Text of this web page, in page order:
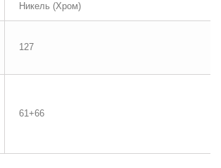
Никель (Хром)
127
61+66